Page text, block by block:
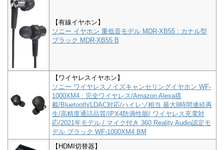
【有線イヤホン】
ソニー イヤホン 重低音モデル MDR-XB55 : カナル型
ブラック MDR-XB55 B
【ワイヤレスイヤホン】
ソニー ワイヤレスノイズキャンセリングイヤホン WF-
1000XM4 : 完全ワイヤレス/Amazon Alexa搭
載/Bluetooth/LDAC対応/ハイレゾ相当 最大8時間連続再
生/高精度通話品質/IPX4防滴性能/ ワイヤレス充電対
応/2021年モデル / マイク付き 360 Reality Audio認定モ
デル ブラック WF-1000XM4 BM
【HDMI切替器】